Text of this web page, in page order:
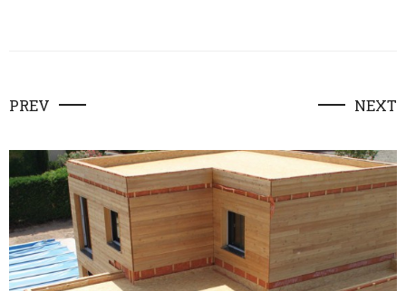
PREV NEXT